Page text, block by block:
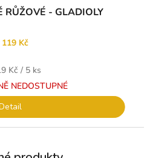
RŮŽOVÉ - GLADIOLY
119 Kč
Kč / 5 ks
NEDOSTUPNÉ